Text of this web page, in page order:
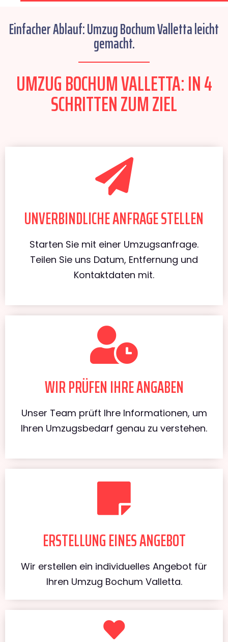
Einfacher Ablauf: Umzug Bochum Valletta leicht
gemacht.
UMZUG BOCHUM VALLETTA: IN 4
SCHRITTEN ZUM ZIEL
UNVERBINDLICHE ANFRAGE STELLEN
Starten Sie mit einer Umzugsanfrage.
Teilen Sie uns Datum, Entfernung und
Kontaktdaten mit.
WIR PRÜFEN IHRE ANGABEN
Unser Team prüft Ihre Informationen, um
Ihren Umzugsbedarf genau zu verstehen.
ERSTELLUNG EINES ANGEBOT
Wir erstellen ein individuelles Angebot für
Ihren Umzug Bochum Valletta.